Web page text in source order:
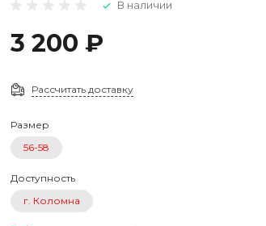
возможна только
В наличии
3 200 ₽
Рассчитать доставку
Размер
56-58
Доступность
г. Коломна